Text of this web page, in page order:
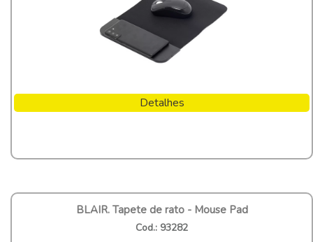
Detalhes
BLAIR. Tapete de rato - Mouse Pad
Cod.: 93282